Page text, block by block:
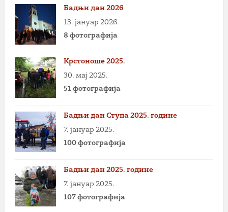
Бадњи дан 2026
13. јануар 2026.
8 фотографија
Крстоноше 2025.
30. мај 2025.
51 фотографија
Бадњи дан Ступа 2025. године
7. јануар 2025.
100 фотографија
Бадњи дан 2025. године
7. јануар 2025.
107 фотографија